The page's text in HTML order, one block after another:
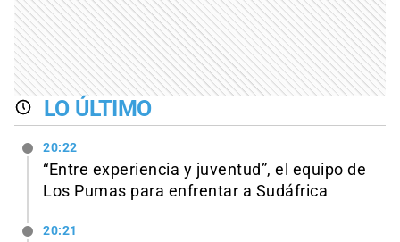
LO ÚLTIMO
20:22
“Entre experiencia y juventud”, el equipo de
Los Pumas para enfrentar a Sudáfrica
20:21